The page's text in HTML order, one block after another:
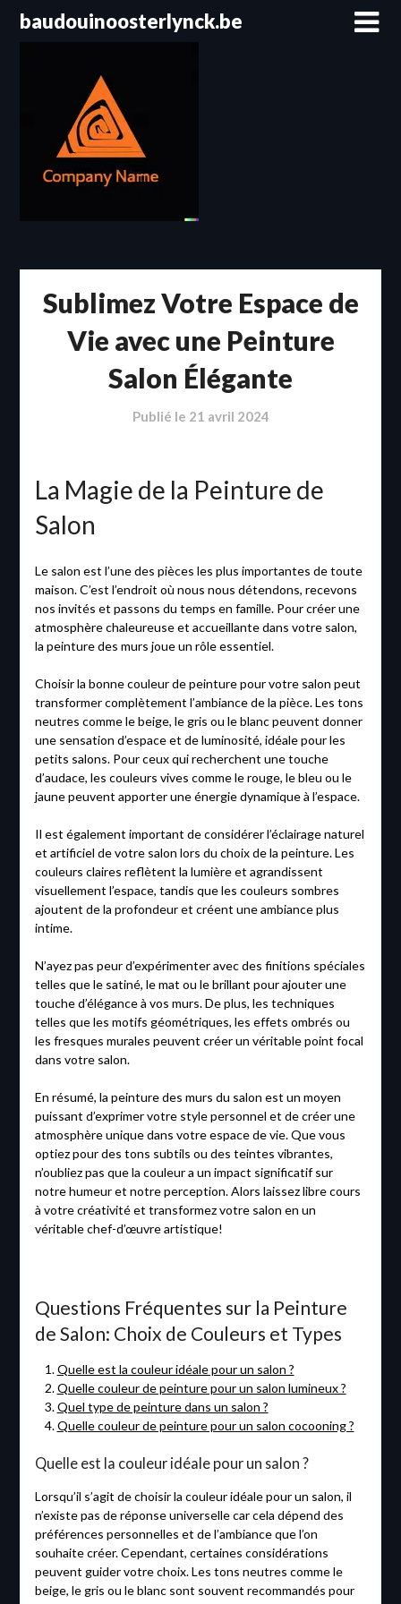
Passerbaudouinoosterlynck.be
Sublimez Votre Espace de
Vie avec une Peinture
Salon Élégante
Publié le 21 avril 2024
La Magie de la Peinture de
Salon
Le salon est l’une des pièces les plus importantes de toute
maison. C’est l’endroit où nous nous détendons, recevons
nos invités et passons du temps en famille. Pour créer une
atmosphère chaleureuse et accueillante dans votre salon,
la peinture des murs joue un rôle essentiel.
Choisir la bonne couleur de peinture pour votre salon peut
transformer complètement l’ambiance de la pièce. Les tons
neutres comme le beige, le gris ou le blanc peuvent donner
une sensation d’espace et de luminosité, idéale pour les
petits salons. Pour ceux qui recherchent une touche
d’audace, les couleurs vives comme le rouge, le bleu ou le
jaune peuvent apporter une énergie dynamique à l’espace.
Il est également important de considérer l’éclairage naturel
et artificiel de votre salon lors du choix de la peinture. Les
couleurs claires reflètent la lumière et agrandissent
visuellement l’espace, tandis que les couleurs sombres
ajoutent de la profondeur et créent une ambiance plus
intime.
N’ayez pas peur d’expérimenter avec des finitions spéciales
telles que le satiné, le mat ou le brillant pour ajouter une
touche d’élégance à vos murs. De plus, les techniques
telles que les motifs géométriques, les effets ombrés ou
les fresques murales peuvent créer un véritable point focal
dans votre salon.
En résumé, la peinture des murs du salon est un moyen
puissant d’exprimer votre style personnel et de créer une
atmosphère unique dans votre espace de vie. Que vous
optiez pour des tons subtils ou des teintes vibrantes,
n’oubliez pas que la couleur a un impact significatif sur
notre humeur et notre perception. Alors laissez libre cours
à votre créativité et transformez votre salon en un
véritable chef-d’œuvre artistique!
Questions Fréquentes sur la Peinture
de Salon: Choix de Couleurs et Types
Quelle est la couleur idéale pour un salon ?
Quelle couleur de peinture pour un salon lumineux ?
Quel type de peinture dans un salon ?
Quelle couleur de peinture pour un salon cocooning ?
Quelle est la couleur idéale pour un salon ?
Lorsqu’il s’agit de choisir la couleur idéale pour un salon, il
n’existe pas de réponse universelle car cela dépend des
préférences personnelles et de l’ambiance que l’on
souhaite créer. Cependant, certaines considérations
peuvent guider votre choix. Les tons neutres comme le
beige, le gris ou le blanc sont souvent recommandés pour